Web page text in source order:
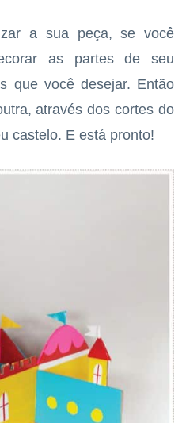
a sua peça, se você
as partes de seu
que você desejar. Então
através dos cortes do
castelo. E está pronto!